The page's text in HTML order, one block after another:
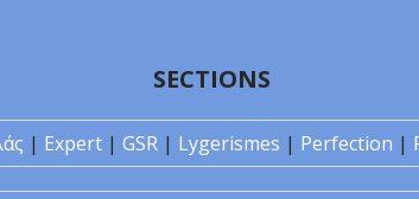
SECTIONS
| Expert | GSR | Lygerismes | Perfection |